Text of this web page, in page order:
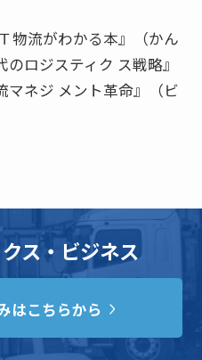
物流がわかる本』（かん
ロジスティク ス戦略』
マネジ メント革命』（ビ
ス・ビジネス
はこちらから